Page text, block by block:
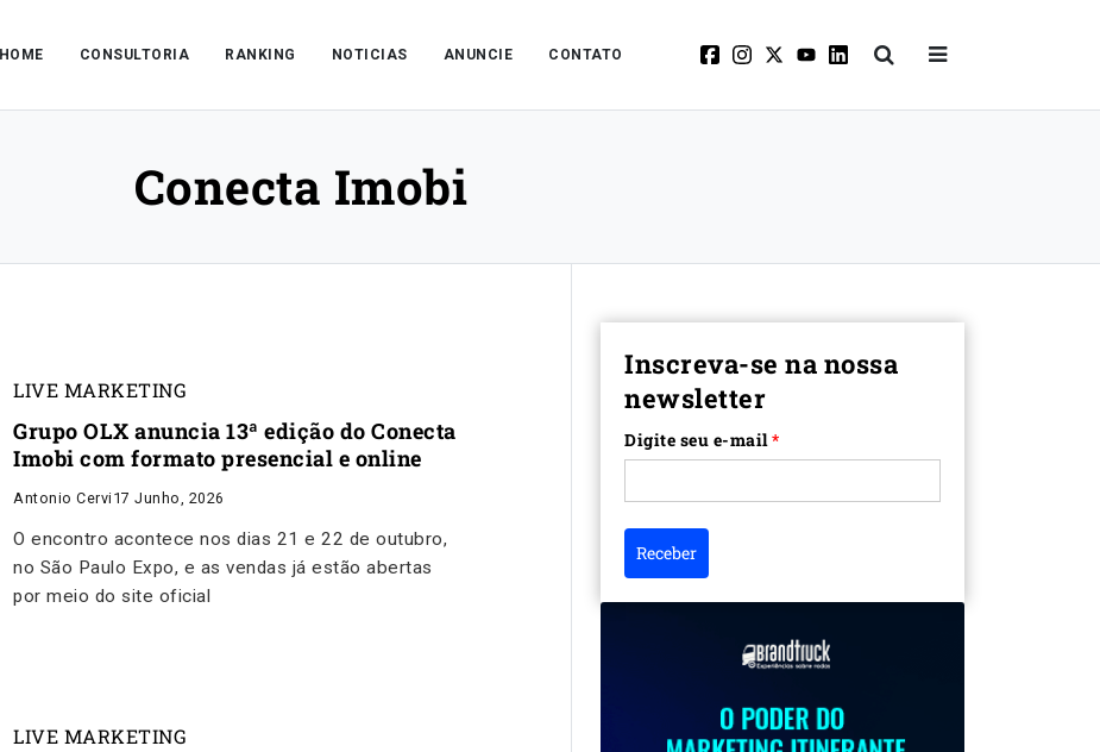
HOME CONSULTORIA RANKING NOTICIAS ANUNCIE CONTATO
Conecta Imobi
LIVE MARKETING
Grupo OLX anuncia 13ª edição do Conecta
Imobi com formato presencial e online
Antonio Cervi 17 Junho, 2026
O encontro acontece nos dias 21 e 22 de outubro,
no São Paulo Expo, e as vendas já estão abertas
por meio do site oficial
LIVE MARKETING
Inscreva-se na nossa
newsletter
Digite seu e-mail*
Receber